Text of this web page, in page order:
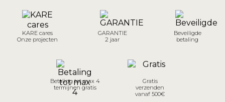
KARE cares
Onze projecten
GARANTIE
2 jaar
Beveiligde
betaling
Betaling tot max 4
termijnen gratis
Gratis
verzenden
vanaf 500€